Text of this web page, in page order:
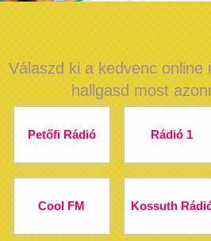
Válaszd ki a kedvenc online
hallgasd most
Petőfi Rádió Rádió 1
Cool FM Kossuth